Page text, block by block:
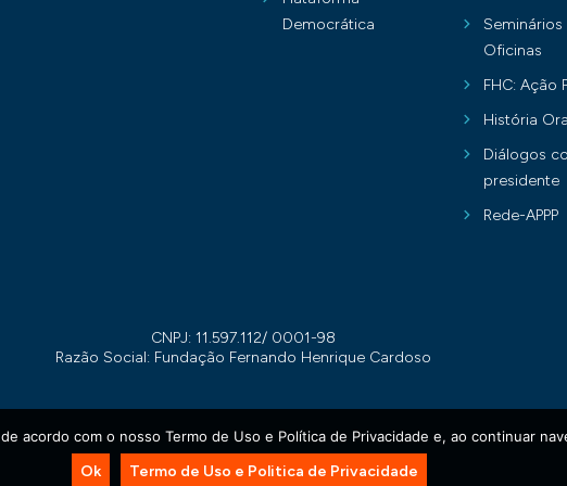
Democrática
Seminários
Oficinas
FHC: Ação
História
Diálogos
presidente
Rede-APPP
CNPJ: 11.597.112/ 0001-98
Razão Social: Fundação Fernando Henrique Cardoso
acordo com o nosso Termo de Uso e Política de Privacidade e, ao continuar
Ok Termo de Uso e Politica de Privacidade